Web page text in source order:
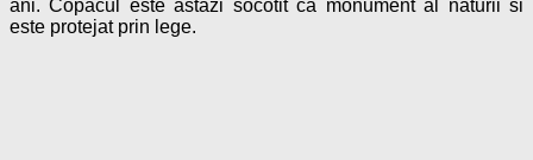
ani. Copacul este astazi socotit ca monument al naturii si
este protejat prin lege.